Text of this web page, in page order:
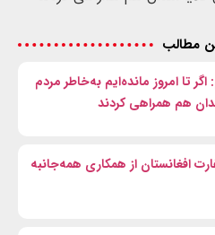
مطالب
تا امروز مانده‌ایم به‌خاطر مردم
هم همراهی کردند
افغانستان از همکاری همه‌جانبه